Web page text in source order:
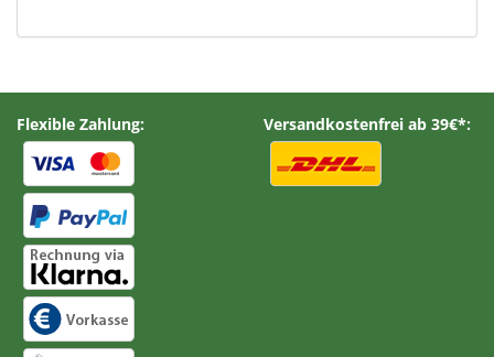
Flexible Zahlung: Versandkostenfrei ab 39€*: